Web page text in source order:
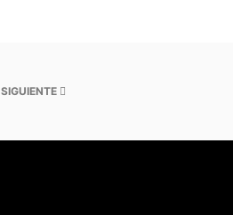
SIGUIENTE